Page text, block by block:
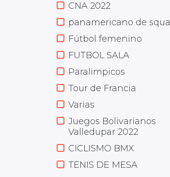
CNA 2022
panamericano de
Fútbol femenino
FUTBOL SALA
Paralimpicos
Tour de Francia
Varias
Juegos Bolivarianos
Valledupar 2022
CICLISMO BMX
TENIS DE MESA